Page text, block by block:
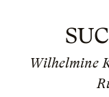
Wilhelmine